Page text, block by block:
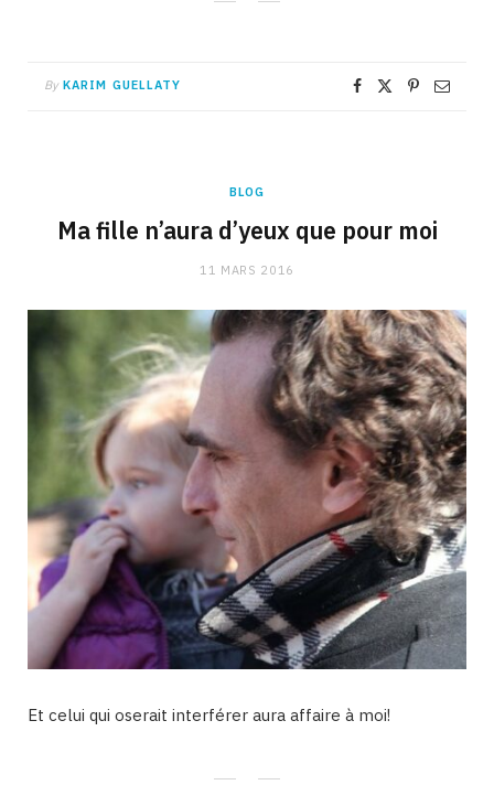
By KARIM GUELLATY
BLOG
Ma fille n’aura d’yeux que pour moi
11 MARS 2016
Et celui qui oserait interférer aura affaire à moi!